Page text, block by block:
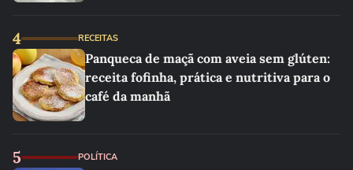
4 RECEITAS
Panqueca de maçã com aveia sem glúten:
receita fofinha, prática e nutritiva para o
café da manhã
5 POLÍTICA